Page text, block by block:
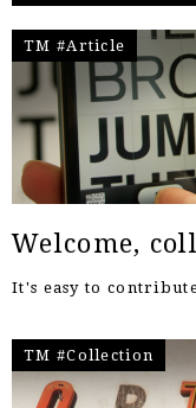
TM #Article
Welcome,
It's easy to
TM #Collection